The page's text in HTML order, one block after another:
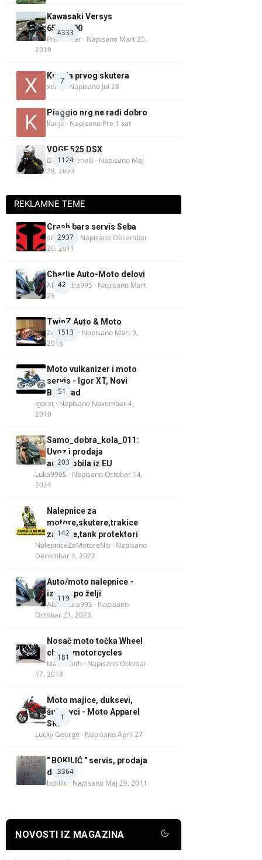
4333
Kawasaki Versys
650/1000
ProMaster · Napisano Mart 25,
2019
7
Kupnja prvog skutera
xertq · Napisano Jul 28
0
Piaggio nrg ne radi dobro
kunja · Napisano Pre 1 sat
1124
VOGE 525 DSX
DraganBenelli · Napisano Maj
28, 2023
REKLAMNE TEME
2937
Crash bars servis Seba
seba011 · Napisano Decembar
20, 2011
42
Charlie Auto-Moto delovi
Alexandra995 · Napisano Mart
25
1513
TwinZ Auto & Moto
Zeljkamp · Napisano Mart 9,
2018
51
Moto vulkanizer i moto
servis - Igor XT, Novi
Beograd
igorxt · Napisano Novembar 4,
2010
203
Samo_dobra_kola_011:
Uvoz i prodaja
automobila iz EU
Luka9905 · NapisanoOctobar 14,
2024
142
Nalepnice za
motore,skutere,trakice
za felne,tank protektori
NalepniceZaMotoreNis · Napisano
Decembar 3, 2022
119
Auto/moto nalepnice -
izrada po želji
Alexandra995 · Napisano
Octobar 21, 2023
181
Nosač moto točka Wheel
chock motorcycles
blacksmith · NapisanoOctobar
17, 2018
1
Moto majice, duksevi,
šuškavci - Moto Apparel
SRB
Lucky George · NapisanoApril 27
3364
" BOKILIĆ " servis, prodaja
delova
bokilic · Napisano Maj 29, 2011
NOVOSTI IZ MAGAZINA